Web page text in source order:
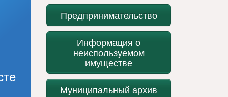
Предпринимательство
Информация о
неиспользуемом
имуществе
Муниципальный архив